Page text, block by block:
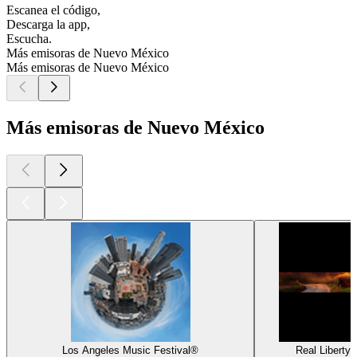
Escanea el código,
Descarga la app,
Escucha.
Más emisoras de Nuevo México
Más emisoras de Nuevo México
Más emisoras de Nuevo México
Los Angeles Music Festival®
Real Liberty